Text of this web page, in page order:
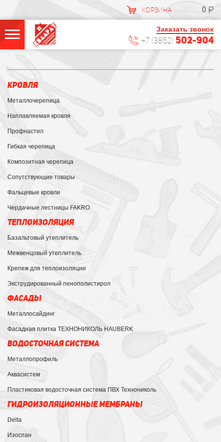
КОРЗИНА 0
Заказать звонок
+7 (3852) 502-904
КРОВЛЯ
Металлочерепица
Наплавляемая кровля
Профнастил
Гибкая черепица
Композитная черепица
Сопутствующие товары
Фальцевые кровли
Чердачные лестницы FAKRO
ТЕПЛОИЗОЛЯЦИЯ
Базальтовый утеплитель
Межвенцовый утеплитель
Крепеж для теплоизоляции
Экструдированный пенополистирол
ФАСАДЫ
Металлосайдинг
Фасадная плитка ТЕХНОНИКОЛЬ HAUBERK
ВОДОСТОЧНАЯ СИСТЕМА
Металлопрофиль
Аквасистем
Пластиковая водосточная система ПВХ Технониколь
ГИДРОИЗОЛЯЦИОННЫЕ МЕМБРАНЫ
Delta
Изоспан